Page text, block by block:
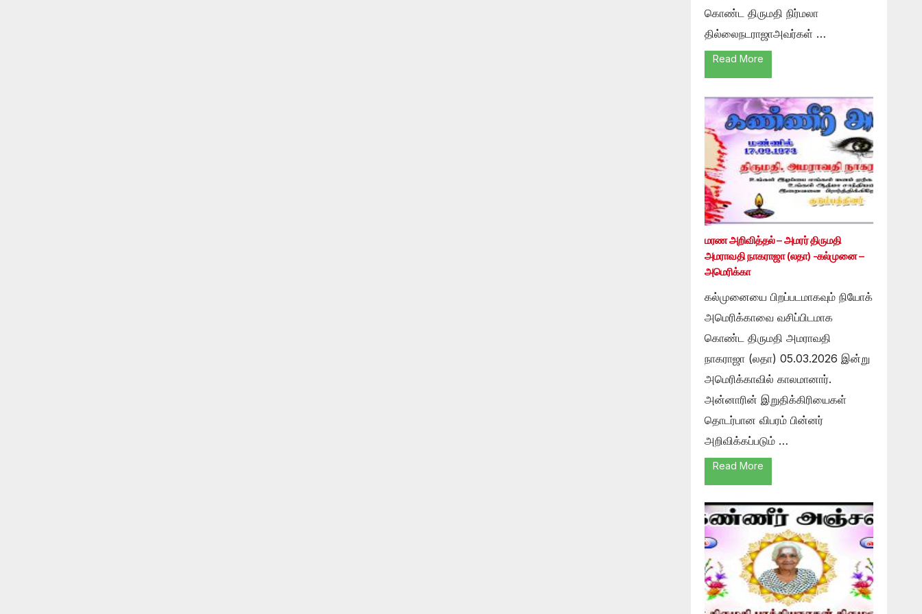
கொண்ட திருமதி நிர்மலா
தில்லைநடராஜாஅவர்கள் …
Read More
மரண அறிவித்தல் – அமரர் திருமதி
அமராவதி நாகராஜா (லதா) -கல்முனை –
அமெரிக்கா
கல்முனையை பிறப்படமாகவும் நியோக்
அமெரிக்காவை வசிப்பிடமாக
கொண்ட திருமதி அமராவதி
நாகராஜா (லதா) 05.03.2026 இன்று
அமெரிக்காவில் காலமானார்.
அன்னாரின் இறுதிக்கிரியைகள்
தொடர்பான விபரம் பின்னர்
அறிவிக்கப்படும் …
Read More